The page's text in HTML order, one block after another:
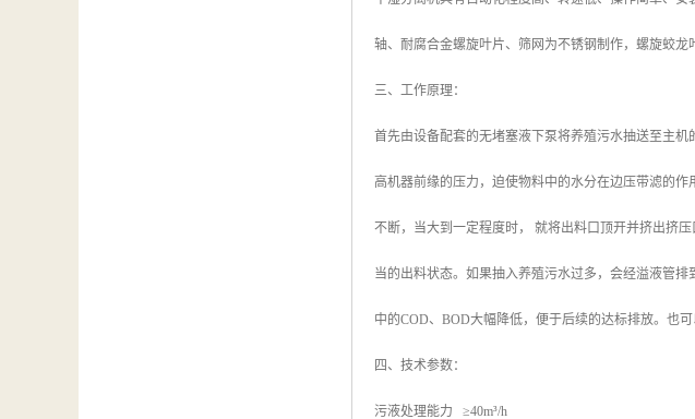
轴、耐腐合金螺旋叶片、筛网为不锈钢制作，螺旋蛟龙
三、工作原理：
首先由设备配套的无堵塞液下泵将养殖污水抽送至主
高机器前缘的压力，迫使物料中的水分在边压带滤的
不断，当大到一定程度时， 就将出料口顶开并挤出挤
当的出料状态。如果抽入养殖污水过多，会经溢液管
中的COD、BOD大幅降低，便于后续的达标排放。也
四、技术参数：
污液处理能力 ≥40m³/h